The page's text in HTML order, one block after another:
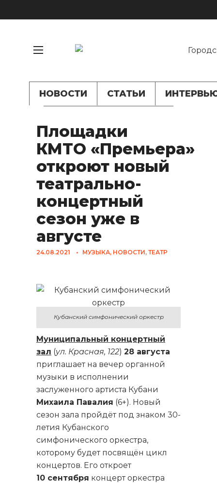
НОВОСТИ СТАТЬИ
Площадки
КМТО «Премьера»
откроют новый
театрально-
концертный
сезон уже в
августе
24.08.2021 • МУЗЫКА, НОВОСТИ, ТЕАТР
Кубанский симфонический оркестр
Муниципальный концертный
зал (ул. Красная, 122) 28 августа
приглашает на вечер органной
музыки в исполнении
заслуженного артиста Кубани
Михаила Павалия (6+). Новый
сезон зала пройдёт под знаком 30-
летия Кубанского
симфонического оркестра,
которому будет посвящён цикл
концертов. Его откроет
10 сентября концерт оркестра